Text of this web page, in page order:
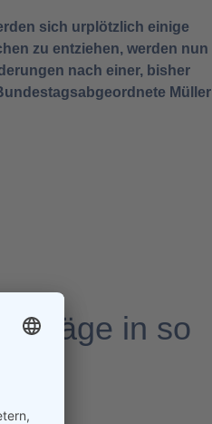
sich urplötzlich einige
zu entziehen, werden nun
nach einer, bisher
Müller
in so